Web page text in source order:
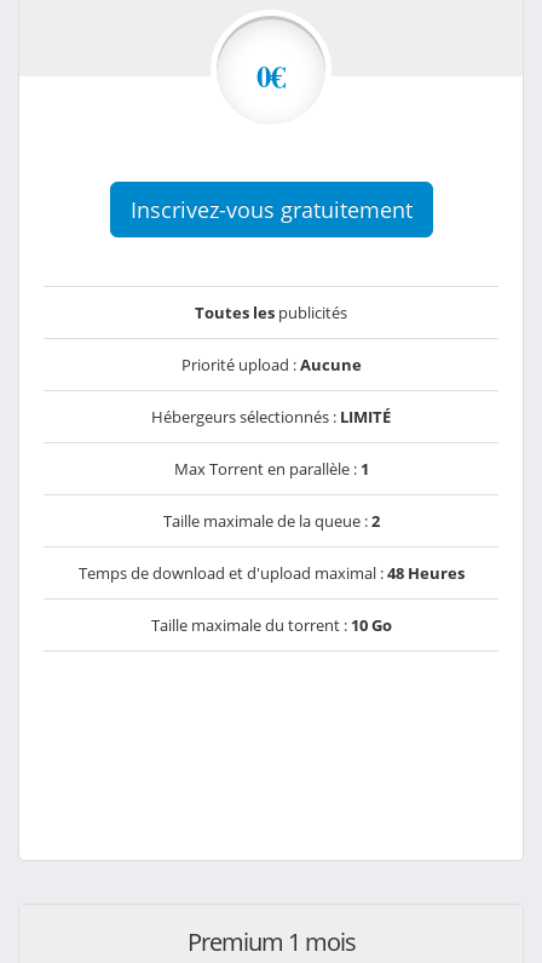
0€
Inscrivez-vous gratuitement
Toutes les publicités
Priorité upload :Aucune
Hébergeurs sélectionnés : LIMITÉ
Max Torrent en parallèle : 1
Taille maximale de la queue :2
Temps de download et d'upload maximal :48 Heures
Taille maximale du torrent : 10 Go
Premium 1 mois